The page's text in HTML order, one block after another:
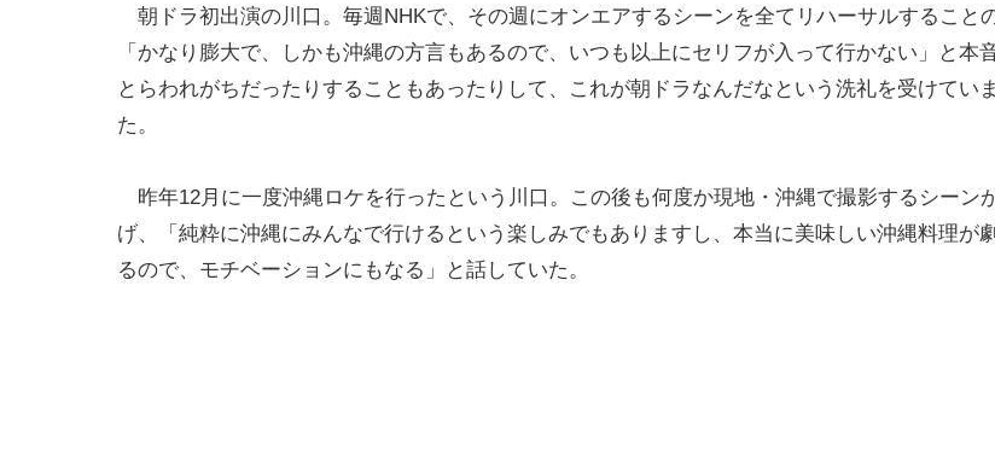
朝ドラ初出演の川口。毎週NHKで、その週にオンエアするシーンを全てリハーサルすること
「かなり膨大で、しかも沖縄の方言もあるので、いつも以上にセリフが入って行かない」と本
とらわれがちだったりすることもあったりして、これが朝ドラなんだなという洗礼を受けてい
た。
昨年12月に一度沖縄ロケを行ったという川口。この後も何度か現地・沖縄で撮影するシーン
げ、「純粋に沖縄にみんなで行けるという楽しみでもありますし、本当に美味しい沖縄料理が
るので、モチベーションにもなる」と話していた。